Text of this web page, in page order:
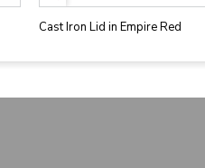
Cast Iron Lid in Empire Red